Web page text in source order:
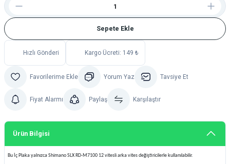
Sepete Ekle
Hızlı Gönderi Kargo Ücreti: 149 ₺
Yorum Yaz Tavsiye Et
Fiyat Alarmı Paylaş Karşılaştır
Ürün Bilgisi
Bu İç Plaka yalnızca Shimano SLX RD-M7100 12 vitesli arka vites değiştiricilerle kullanılabilir.